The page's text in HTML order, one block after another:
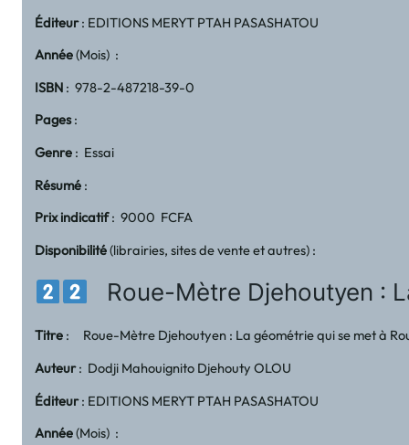
Éditeur: EDITIONS MERYT PTAH PASASHATOU
Année(Mois) :
ISBN : 978-2-487218-39-0
Pages:
Genre : Essai
Résumé :
Prix indicatif: 9000 FCFA
Disponibilité(librairies, sites de vente et autres) :
Roue-Mètre Djehoutyen :
Titre : Roue-Mètre Djehoutyen : La géométrie qui se met à
Auteur: Dodji Mahouignito Djehouty OLOU
Éditeur: EDITIONS MERYT PTAH PASASHATOU
Année(Mois) :